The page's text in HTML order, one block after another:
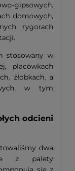
gipsowych.
domowych,
rygorach
stosowany w
placówkach
żłobkach, a
w tym
odcieni
dwa
z palety